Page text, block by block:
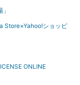
Store×Yahoo!ショッピ
ONLINE